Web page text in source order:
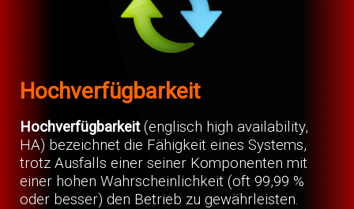
Hochverfügbarkeit
Hochverfügbarkeit(englisch high availability,
HA) bezeichnet die Fähigkeit eines Systems,
trotz Ausfalls einer seiner Komponenten mit
einer hohen Wahrscheinlichkeit (oft 99,99 %
oder besser) den Betrieb zu gewährleisten.